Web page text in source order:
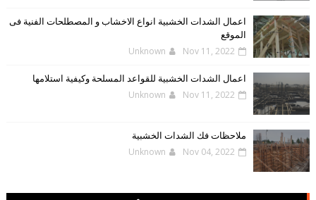
اعمال الشدات الخشبية انواع الاخشاب و المصطلحات الفنية فى
الموقع
Unknown Nov 11, 2022
اعمال الشدات الخشبية للقواعد المسلحة وكيفية استلامها
Unknown Nov 11, 2022
ملاحظات فك الشدات الخشبية
Unknown Nov 04, 2022